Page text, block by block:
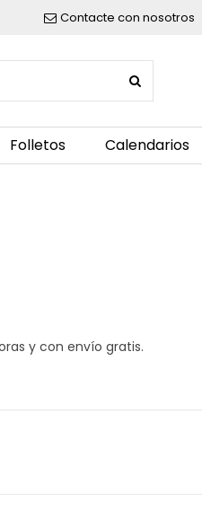
Contacte con nosotros
Folletos Calendarios
y con envío gratis.